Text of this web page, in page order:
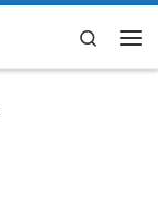
Search